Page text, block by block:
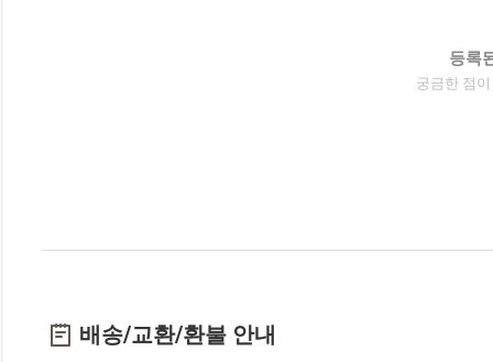
등록
궁금한 점
배송/교환/환불 안내